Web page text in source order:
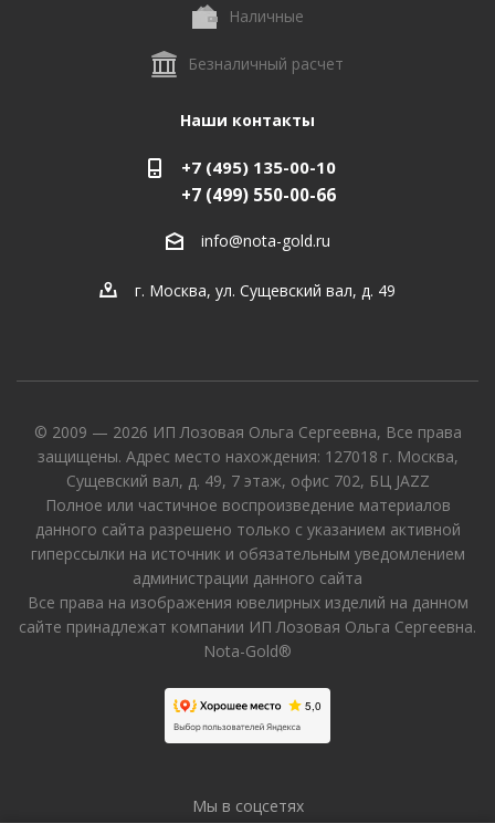
Наличные
Безналичный расчет
Наши контакты
+7 (495) 135-00-10
+7 (499) 550-00-66
info@nota-gold.ru
г. Москва, ул. Сущевский вал, д. 49
© 2009 — 2026 ИП Лозовая Ольга Сергеевна, Все права
защищены. Адрес место нахождения: 127018 г. Москва,
Сущевский вал, д. 49, 7 этаж, офис 702, БЦ JAZZ
Полное или частичное воспроизведение материалов
данного сайта разрешено только с указанием активной
гиперссылки на источник и обязательным уведомлением
администрации данного сайта
Все права на изображения ювелирных изделий на данном
сайте принадлежат компании ИП Лозовая Ольга Сергеевна.
Nota-Gold®
Мы в соцсетях